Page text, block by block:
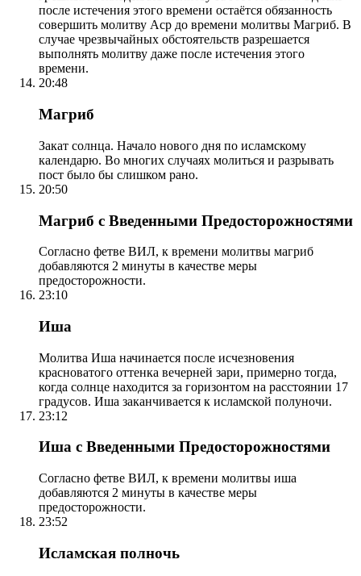
после истечения этого времени остаётся обязанность
совершить молитву Аср до времени молитвы Магриб. В
случае чрезвычайных обстоятельств разрешается
выполнять молитву даже после истечения этого
времени.
20:48
Магриб
Закат солнца. Начало нового дня по исламскому
календарю. Во многих случаях молиться и разрывать
пост было бы слишком рано.
20:50
Магриб с Введенными Предосторожностями
Согласно фетве ВИЛ, к времени молитвы магриб
добавляются 2 минуты в качестве меры
предосторожности.
23:10
Иша
Молитва Иша начинается после исчезновения
красноватого оттенка вечерней зари, примерно тогда,
когда солнце находится за горизонтом на расстоянии 17
градусов. Иша заканчивается к исламской полуночи.
23:12
Иша с Введенными Предосторожностями
Согласно фетве ВИЛ, к времени молитвы иша
добавляются 2 минуты в качестве меры
предосторожности.
23:52
Исламская полночь